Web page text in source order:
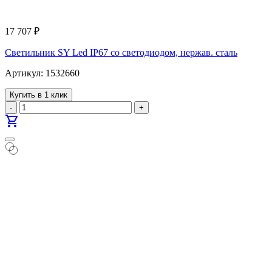
17 707 ₽
Светильник SY Led IP67 со светодиодом, нержав. сталь
Артикул: 1532660
Купить в 1 клик
-
+
shopping_cart